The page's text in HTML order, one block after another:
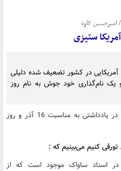
کاوه
آمریکایی در کشور تضعیف شده دلیلی
یک نام‌گذاری خود جوش به نام روز
امیرحسین کاوه در یادداشتی به مناسبت 16 آذر و روز
کنیم می‌بینیم که :
سندی به تاریخ ۱۶ آذر ۱۳۴۸ در اسناد ساواک موجود است که از